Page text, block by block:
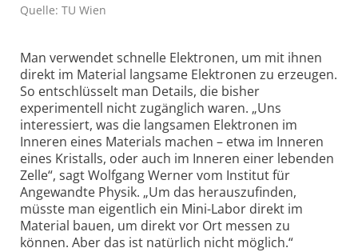
Quelle: TU Wien
Man verwendet schnelle Elektronen, um mit ihnen
direkt im Material langsame Elektronen zu erzeugen.
So entschlüsselt man Details, die bisher
experimentell nicht zugänglich waren. „Uns
interessiert, was die langsamen Elektronen im
Inneren eines Materials machen – etwa im Inneren
eines Kristalls, oder auch im Inneren einer lebenden
Zelle“, sagt Wolfgang Werner vom Institut für
Angewandte Physik. „Um das heraus­zufinden,
müsste man eigentlich ein Mini-Labor direkt im
Material bauen, um direkt vor Ort messen zu
können. Aber das ist natürlich nicht möglich.“